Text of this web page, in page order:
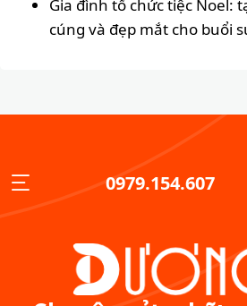
Gia đình tổ chức tiệc Noel:
cúng và đẹp mắt cho buổi
0979.154.607